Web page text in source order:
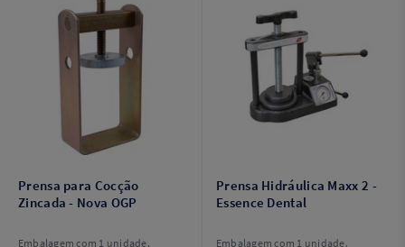
Prensa para Cocção
Zincada - Nova OGP
Embalagem com 1 unidade.
Prensa Hidráulica Maxx 2 -
Essence Dental
Embalagem com 1 unidade.